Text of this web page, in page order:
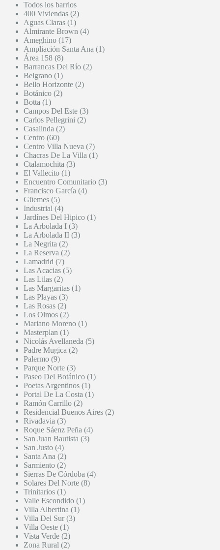
Todos los barrios
400 Viviendas (2)
Aguas Claras (1)
Almirante Brown (4)
Ameghino (17)
Ampliación Santa Ana (1)
Área 158 (8)
Barrancas Del Río (2)
Belgrano (1)
Bello Horizonte (2)
Botánico (2)
Botta (1)
Campos Del Este (3)
Carlos Pellegrini (2)
Casalinda (2)
Centro (60)
Centro Villa Nueva (7)
Chacras De La Villa (1)
Ctalamochita (3)
El Vallecito (1)
Encuentro Comunitario (3)
Francisco García (4)
Güemes (5)
Industrial (4)
Jardínes Del Hipico (1)
La Arbolada I (3)
La Arbolada II (3)
La Negrita (2)
La Reserva (2)
Lamadrid (7)
Las Acacias (5)
Las Lilas (2)
Las Margaritas (1)
Las Playas (3)
Las Rosas (2)
Los Olmos (2)
Mariano Moreno (1)
Masterplan (1)
Nicolás Avellaneda (5)
Padre Mugica (2)
Palermo (9)
Parque Norte (3)
Paseo Del Botánico (1)
Poetas Argentinos (1)
Portal De La Costa (1)
Ramón Carrillo (2)
Residencial Buenos Aires (2)
Rivadavia (3)
Roque Sáenz Peña (4)
San Juan Bautista (3)
San Justo (4)
Santa Ana (2)
Sarmiento (2)
Sierras De Córdoba (4)
Solares Del Norte (8)
Trinitarios (1)
Valle Escondido (1)
Villa Albertina (1)
Villa Del Sur (3)
Villa Oeste (1)
Vista Verde (2)
Zona Rural (2)